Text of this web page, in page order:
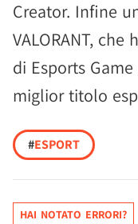
Creator. Infine
VALORANT,
di Esports
miglior titolo
#ESPORT
HAI NOTATO ERRORI?